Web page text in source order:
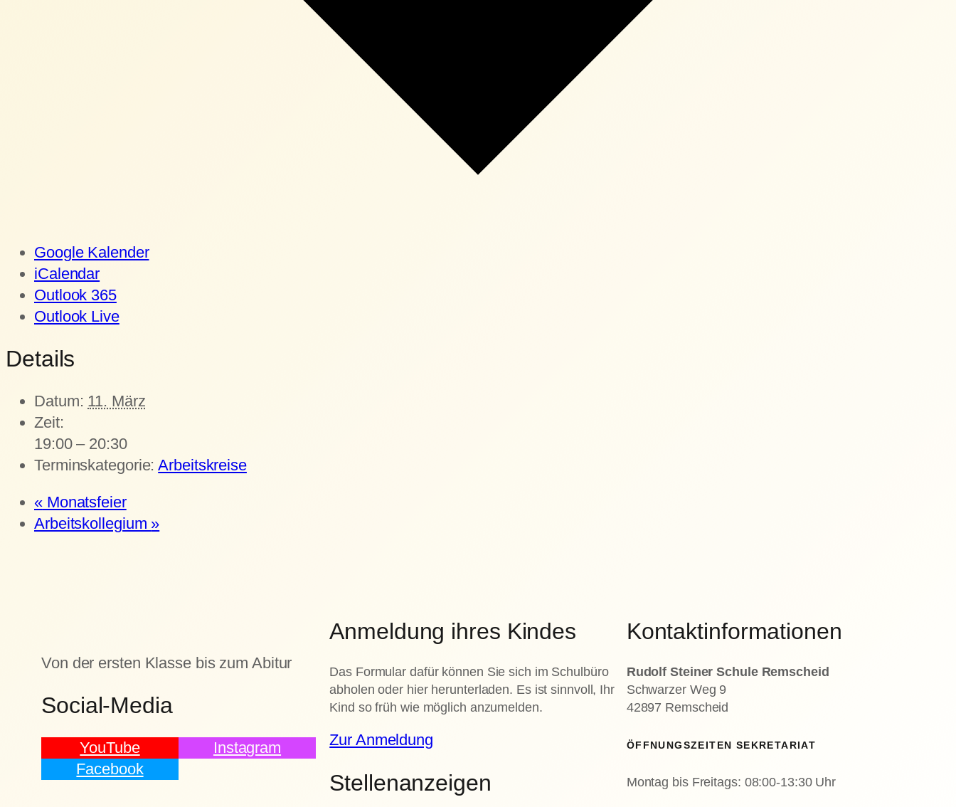
Google Kalender
iCalendar
Outlook 365
Outlook Live
Details
Datum: 11. März
Zeit:
19:00 – 20:30
Terminskategorie: Arbeitskreise
«Monatsfeier
Arbeitskollegium »
Von der ersten Klasse bis zum Abitur
Social-Media
YouTube
Instagram
Facebook
Anmeldung ihres Kindes
Das Formular dafür können Sie sich im Schulbüro
abholen oder hier herunterladen. Es ist sinnvoll, Ihr
Kind so früh wie möglich anzumelden.
Zur Anmeldung
Stellenanzeigen
Kontaktinformationen
Rudolf Steiner Schule Remscheid
Schwarzer Weg 9
42897 Remscheid
ÖFFNUNGSZEITEN SEKRETARIAT
Montag bis Freitags: 08:00-13:30 Uhr